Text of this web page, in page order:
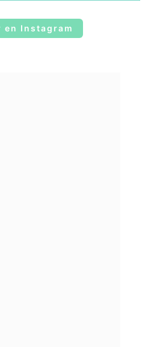
en Instagram